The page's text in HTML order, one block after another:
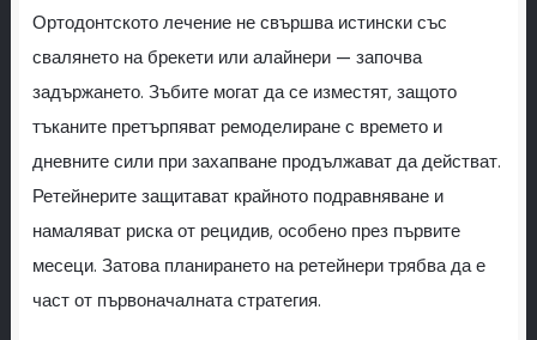
Ортодонтското лечение не свършва истински със
свалянето на брекети или алайнери — започва
задържането. Зъбите могат да се изместят, защото
тъканите претърпяват ремоделиране с времето и
дневните сили при захапване продължават да действат.
Ретейнерите защитават крайното подравняване и
намаляват риска от рецидив, особено през първите
месеци. Затова планирането на ретейнери трябва да е
част от първоначалната стратегия.